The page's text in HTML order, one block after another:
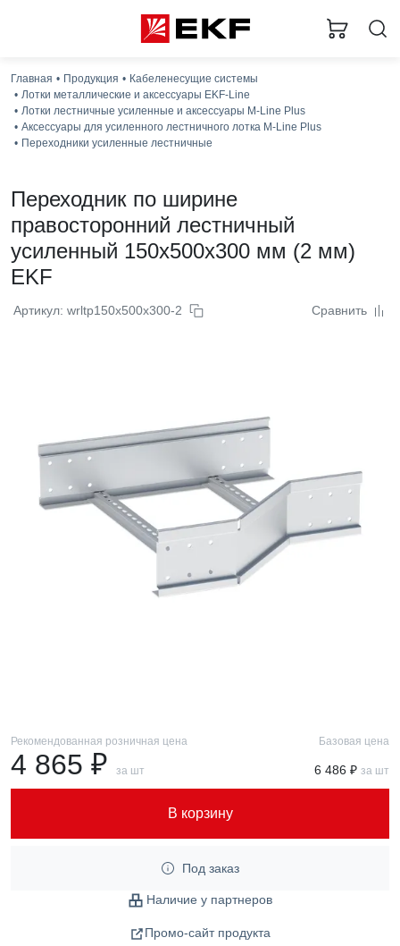
Главная Продукция
Кабеленесущие системы
Лотки металлические и аксессуары EKF-Line
Лотки лестничные усиленные и аксессуары M-Line Plus
Аксессуары для усиленного лестничного лотка M-Line Plus
Переходники усиленные лестничные
Переходник по ширине
правосторонний лестничный
усиленный 150x500x300 мм (2 мм)
EKF
Артикул: wrltp150x500x300-2 Сравнить
Рекомендованная розничная цена
4 865 ₽ за шт
Базовая цена
6 486 ₽ за шт
В корзину
Под заказ
Наличие у партнеров
Промо-сайт продукта